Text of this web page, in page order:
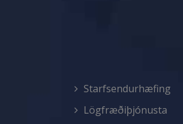
Starfsendurhæfing
Lögfræðiþjónusta